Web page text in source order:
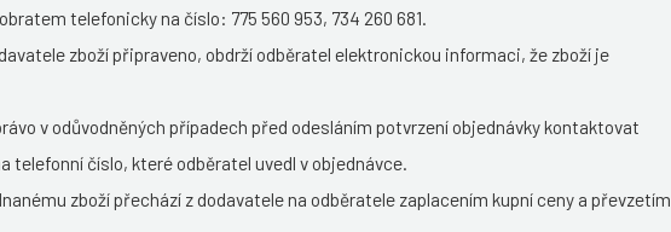
telefonicky na číslo: 775 560 953, 734 260 681.
zboží připraveno, obdrží odběratel elektronickou informaci, že zboží je
v odůvodněných případech před odesláním potvrzení objednávky kontaktovat
telefonní číslo, které odběratel uvedl v objednávce.
zboží přechází z dodavatele na odběratele zaplacením kupní ceny a převzetím